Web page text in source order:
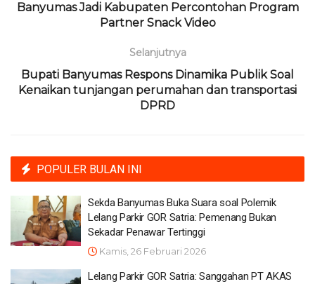
Banyumas Jadi Kabupaten Percontohan Program
Partner Snack Video
Selanjutnya
Bupati Banyumas Respons Dinamika Publik Soal
Kenaikan tunjangan perumahan dan transportasi
DPRD
POPULER BULAN INI
Sekda Banyumas Buka Suara soal Polemik
Lelang Parkir GOR Satria: Pemenang Bukan
Sekadar Penawar Tertinggi
Kamis, 26 Februari 2026
Lelang Parkir GOR Satria: Sanggahan PT AKAS